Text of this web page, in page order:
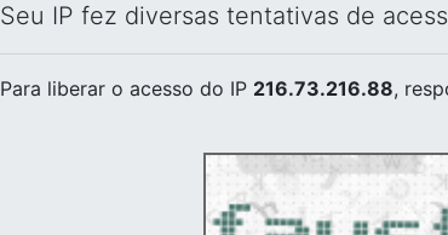
Seu IP fez diversas tentativas de
Para liberar o acesso do IP 216.73.216.88,